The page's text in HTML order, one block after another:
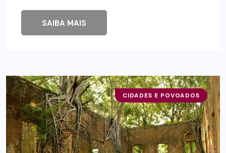
SAIBA MAIS
CIDADES E POVOADOS